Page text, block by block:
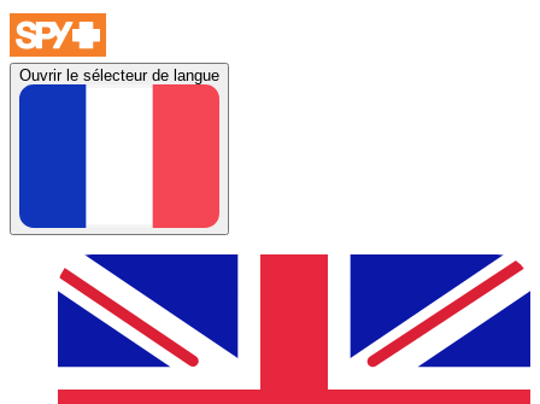
Ouvrir le sélecteur de langue